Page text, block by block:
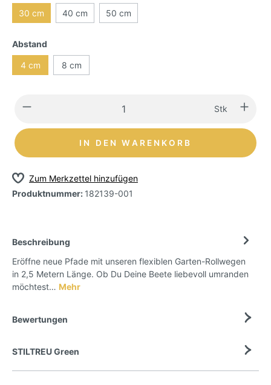
30 cm 40 cm 50 cm
Abstand
4 cm 8 cm
Stk
IN DEN WARENKORB
Zum Merkzettel hinzufügen
Produktnummer: 182139-001
Beschreibung
Eröffne neue Pfade mit unseren flexiblen Garten-Rollwegen
in 2,5 Metern Länge. Ob Du Deine Beete liebevoll umranden
möchtest… Mehr
Bewertungen
STILTREU Green